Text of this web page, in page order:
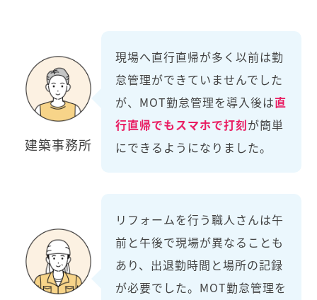
建築事務所
現場へ直行直帰が多く以前は勤
怠管理ができていませんでした
が、MOT勤怠管理を導入後は直
行直帰でもスマホで打刻が簡単
にできるようになりました。
リフォームを行う職人さんは午
前と午後で現場が異なることも
あり、出退勤時間と場所の記録
が必要でした。MOT勤怠管理を